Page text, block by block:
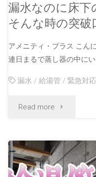
漏水なのに床下
そんな時の突破
アメニティ・プラス こん
連日まるで蒸し器の中に
漏水 /給湯管 / 緊急対応
Read more